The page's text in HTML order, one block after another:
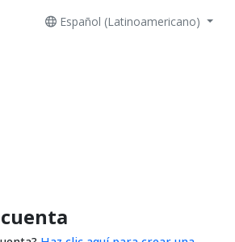
Español (Latinoamericano)